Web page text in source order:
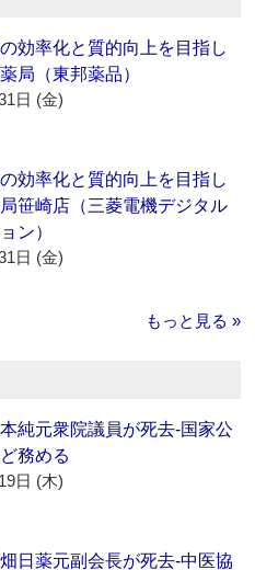
の効率化と質的向上を目指し
局（東邦薬品）
日 (金)
の効率化と質的向上を目指し
笹崎店（三菱電機デジタル
ン）
日 (金)
もっと見る »
本純元衆院議員が死去‐国家公
務める
日 (木)
畑日薬元副会長が死去‐中医協